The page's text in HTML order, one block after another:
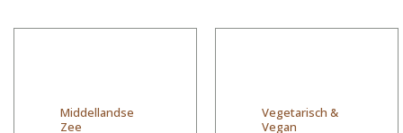
Middellandse
Zee
Vegetarisch &
Vegan